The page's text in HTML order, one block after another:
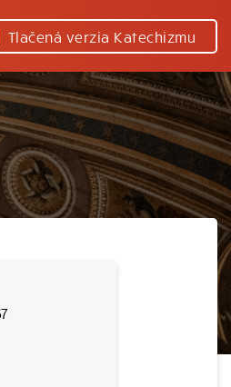
Tlačená verzia Katechizmu